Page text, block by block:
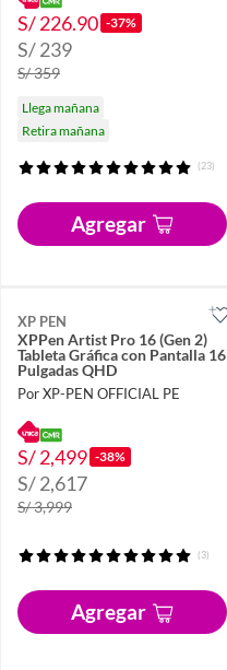
S/ 226.90 -37%
S/ 239
S/ 359
Llega mañana
Retira mañana
(23)
Agregar
XP PEN
XPPen Artist Pro 16 (Gen 2)
Tableta Gráfica con Pantalla 16
Pulgadas QHD
Por XP-PEN OFFICIAL PE
S/ 2,499 -38%
S/ 2,617
S/ 3,999
(3)
Agregar